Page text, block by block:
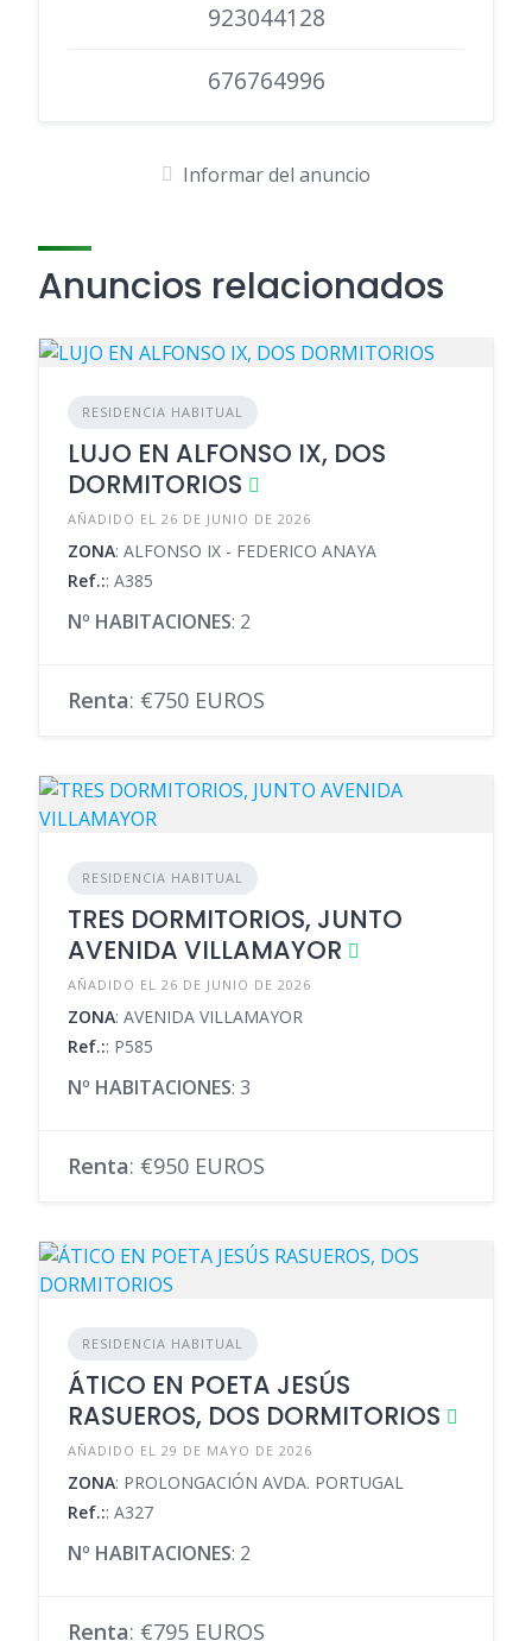
923044128
676764996
Informar del anuncio
Anuncios relacionados
RESIDENCIA HABITUAL
LUJO EN ALFONSO IX, DOS
DORMITORIOS
AÑADIDO EL 26 DE JUNIO DE 2026
ZONA: ALFONSO IX - FEDERICO ANAYA
Ref.:: A385
Nº HABITACIONES: 2
Renta: €750 EUROS
RESIDENCIA HABITUAL
TRES DORMITORIOS, JUNTO
AVENIDA VILLAMAYOR
AÑADIDO EL 26 DE JUNIO DE 2026
ZONA: AVENIDA VILLAMAYOR
Ref.:: P585
Nº HABITACIONES: 3
Renta: €950 EUROS
RESIDENCIA HABITUAL
ÁTICO EN POETA JESÚS
RASUEROS, DOS DORMITORIOS
AÑADIDO EL 29 DE MAYO DE 2026
ZONA: PROLONGACIÓN AVDA. PORTUGAL
Ref.:: A327
Nº HABITACIONES: 2
Renta: €795 EUROS